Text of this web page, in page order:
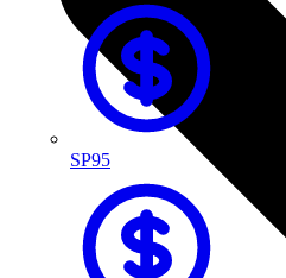
SP95